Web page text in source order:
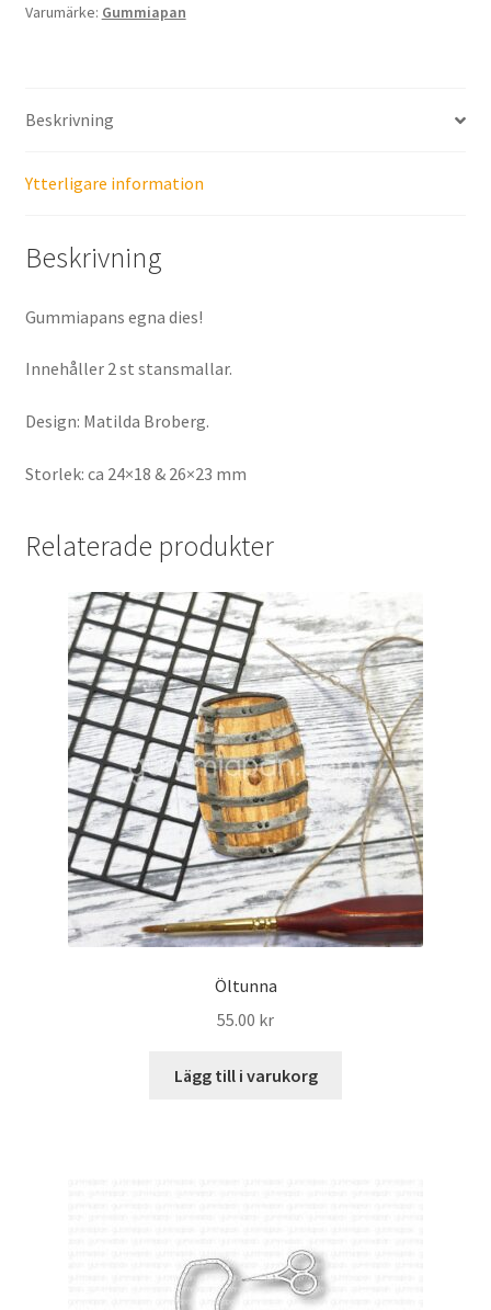
Varumärke: Gummiapan
Beskrivning
Ytterligare information
Beskrivning
Gummiapans egna dies!
Innehåller 2 st stansmallar.
Design: Matilda Broberg.
Storlek: ca 24×18 & 26×23 mm
Relaterade produkter
Öltunna
55.00 kr
Lägg till i varukorg